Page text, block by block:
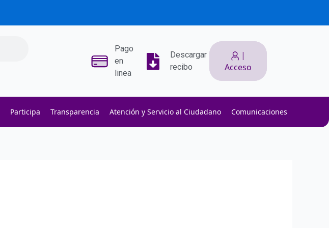
Pago
en
linea
Descargar
recibo
|
Acceso
Participa Transparencia Atención y Servicio al Ciudadano Comunicaciones